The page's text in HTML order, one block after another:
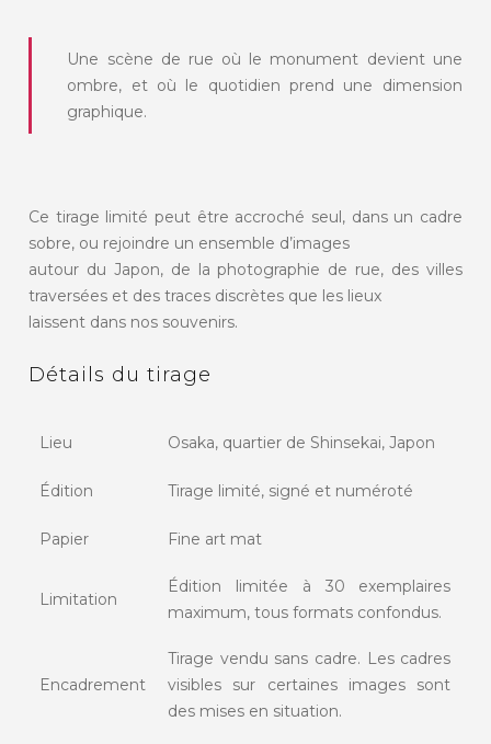
Une scène de rue où le monument devient une
ombre, et où le quotidien prend une dimension
graphique.
Ce tirage limité peut être accroché seul, dans un cadre
sobre, ou rejoindre un ensemble d’images
autour du Japon, de la photographie de rue, des villes
traversées et des traces discrètes que les lieux
laissent dans nos souvenirs.
Détails du tirage
Lieu Osaka, quartier de Shinsekai, Japon
Édition Tirage limité, signé et numéroté
Papier Fine art mat
Limitation
Édition limitée à 30 exemplaires
maximum, tous formats confondus.
Encadrement
Tirage vendu sans cadre. Les cadres
visibles sur certaines images sont
des mises en situation.